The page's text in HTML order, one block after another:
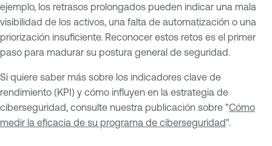
ejemplo, los retrasos prolongados pueden indicar una mala
visibilidad de los activos, una falta de automatización o una
priorización insuficiente. Reconocer estos retos es el primer
paso para madurar su postura general de seguridad.
Si quiere saber más sobre los indicadores clave de
rendimiento (KPI) y cómo influyen en la estrategia de
ciberseguridad, consulte nuestra publicación sobre "Cómo
medir la eficacia de su programa de ciberseguridad".